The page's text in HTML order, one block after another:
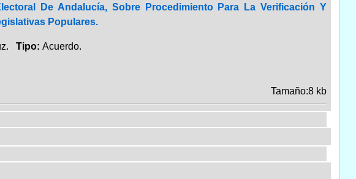
De Andalucía, Sobre Procedimiento Para La Verificación Y
Populares.
Tipo: Acuerdo.
Tamaño:8 kb